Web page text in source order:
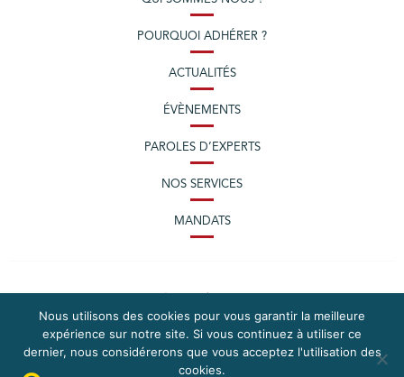
POURQUOI ADHÉRER ?
ACTUALITÉS
ÉVÈNEMENTS
PAROLES D’EXPERTS
NOS SERVICES
MANDATS
Nous utilisons des cookies pour vous garantir la meilleure
expérience sur notre site. Si vous continuez à utiliser ce
dernier, nous considérerons que vous acceptez l'utilisation des
cookies.